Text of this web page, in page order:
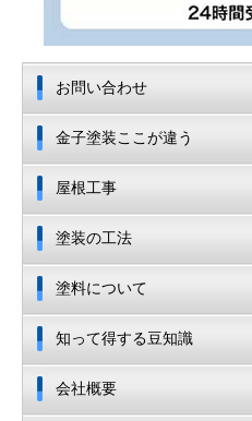
お問い合わせ
金子塗装ここが違う
屋根工事
塗装の工法
塗料について
知って得する豆知識
会社概要